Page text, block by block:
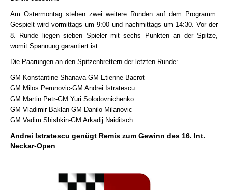
Am Ostermontag stehen zwei weitere Runden auf dem Programm.
Gespielt wird vormittags um 9:00 und nachmittags um 14:30. Vor der
8. Runde liegen sieben Spieler mit sechs Punkten an der Spitze,
womit Spannung garantiert ist.
Die Paarungen an den Spitzenbrettern der letzten Runde:
GM Konstantine Shanava-GM Etienne Bacrot
GM Milos Perunovic-GM Andrei Istratescu
GM Martin Petr-GM Yuri Solodovnichenko
GM Vladimir Baklan-GM Danilo Milanovic
GM Vadim Shishkin-GM Arkadij Naiditsch
Andrei Istratescu genügt Remis zum Gewinn des 16. Int.
Neckar-Open